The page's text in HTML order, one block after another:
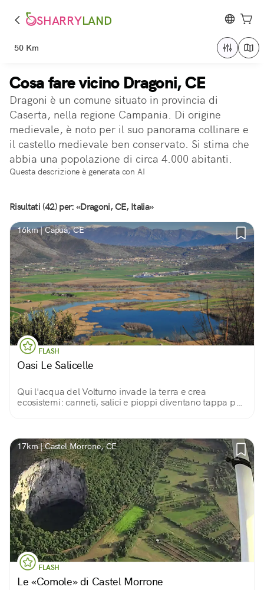
SHARRYLAND
50 Km
Cosa fare vicino Dragoni, CE
Dragoni è un comune situato in provincia di
Caserta, nella regione Campania. Di origine
medievale, è noto per il suo panorama collinare e
il castello medievale ben conservato. Si stima che
abbia una popolazione di circa 4.000 abitanti.
Questa descrizione è generata con AI
Risultati (42) per: «Dragoni, CE, Italia»
16km | Capua, CE
FLASH
Oasi Le Salicelle
Qui l'acqua del Volturno invade la terra e crea
ecosistemi: canneti, salici e pioppi diventano tappa per
17km | Castel Morrone, CE
FLASH
Le «Comole» di Castel Morrone